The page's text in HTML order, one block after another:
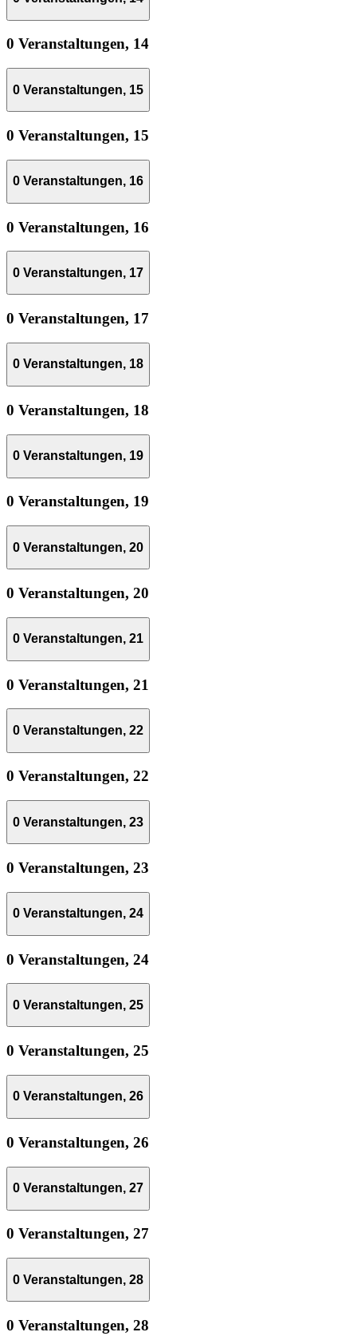
0 Veranstaltungen, 14
0 Veranstaltungen, 15
0 Veranstaltungen, 15
0 Veranstaltungen, 16
0 Veranstaltungen, 16
0 Veranstaltungen, 17
0 Veranstaltungen, 17
0 Veranstaltungen, 18
0 Veranstaltungen, 18
0 Veranstaltungen, 19
0 Veranstaltungen, 19
0 Veranstaltungen, 20
0 Veranstaltungen, 20
0 Veranstaltungen, 21
0 Veranstaltungen, 21
0 Veranstaltungen, 22
0 Veranstaltungen, 22
0 Veranstaltungen, 23
0 Veranstaltungen, 23
0 Veranstaltungen, 24
0 Veranstaltungen, 24
0 Veranstaltungen, 25
0 Veranstaltungen, 25
0 Veranstaltungen, 26
0 Veranstaltungen, 26
0 Veranstaltungen, 27
0 Veranstaltungen, 27
0 Veranstaltungen, 28
0 Veranstaltungen, 28